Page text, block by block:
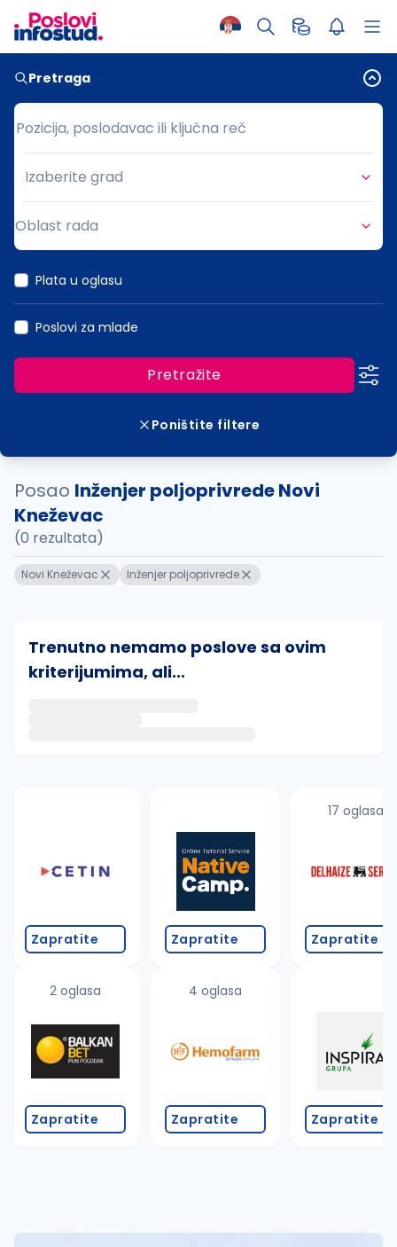
Pretraga
Pozicija, poslodavac ili ključna reč
Pozicija, poslodavac ili ključna reč
Grad
Izaberite grad
Oblast rada
Plata u oglasu
Poslovi za mlade
Pretražite
Poništite filtere
Posao Inženjer poljoprivrede Novi
Kneževac
(0 rezultata)
Novi Kneževac Inženjer poljoprivrede
Trenutno nemamo poslove sa ovim
kriterijumima, ali...
proverite pravopisne greške (koristite č, ć, š, đ,
povećajte radijus za odabrani grad
promenite odabrane filtere pretrage
Zapratite
2 oglasa
Zapratite
Zapratite
4 oglasa
Zapratite
17 oglasa
Zapratite
Zapratite